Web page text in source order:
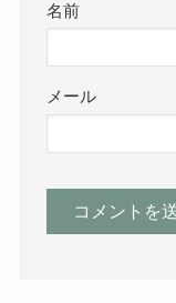
名前
メール